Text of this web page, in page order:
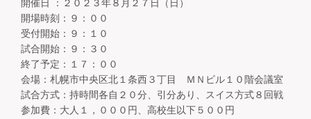
開催日 ：２０２３年８月２７日（日）
開場時刻：９：００
受付開始：９：１０
試合開始：９：３０
終了予定：１７：００
会場：札幌市中央区北１条西３丁目 ＭＮビル１０階会議室
試合方式：持時間各自２０分、引分あり、スイス方式８回戦
参加費：大人１，０００円、高校生以下５００円